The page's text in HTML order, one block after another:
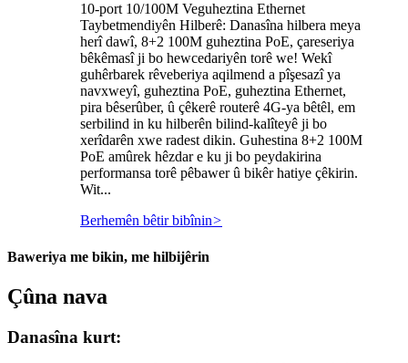
10-port 10/100M Veguheztina Ethernet
Taybetmendiyên Hilberê: Danasîna hilbera meya
herî dawî, 8+2 100M guheztina PoE, çareseriya
bêkêmasî ji bo hewcedariyên torê we! Wekî
guhêrbarek rêveberiya aqilmend a pîşesazî ya
navxweyî, guheztina PoE, guheztina Ethernet,
pira bêserûber, û çêkerê routerê 4G-ya bêtêl, em
serbilind in ku hilberên bilind-kalîteyê ji bo
xerîdarên xwe radest dikin. Guhestina 8+2 100M
PoE amûrek hêzdar e ku ji bo peydakirina
performansa torê pêbawer û bikêr hatiye çêkirin.
Wit...
Berhemên bêtir bibînin>
Baweriya me bikin, me hilbijêrin
Çûna nava
Danasîna kurt: